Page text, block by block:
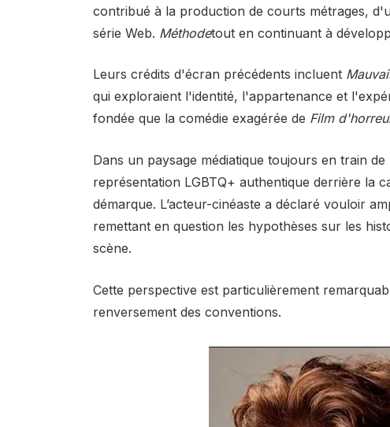
contribué à la production de courts métrages,
série Web. Méthodetout en continuant à
Leurs crédits d'écran précédents incluent
qui exploraient l'identité, l'appartenance et
fondée que la comédie exagérée de Film
Dans un paysage médiatique toujours en train
représentation LGBTQ+ authentique derrière la
démarque. L’acteur-cinéaste a déclaré vouloir
remettant en question les hypothèses sur les
scène.
Cette perspective est particulièrement
renversement des conventions.